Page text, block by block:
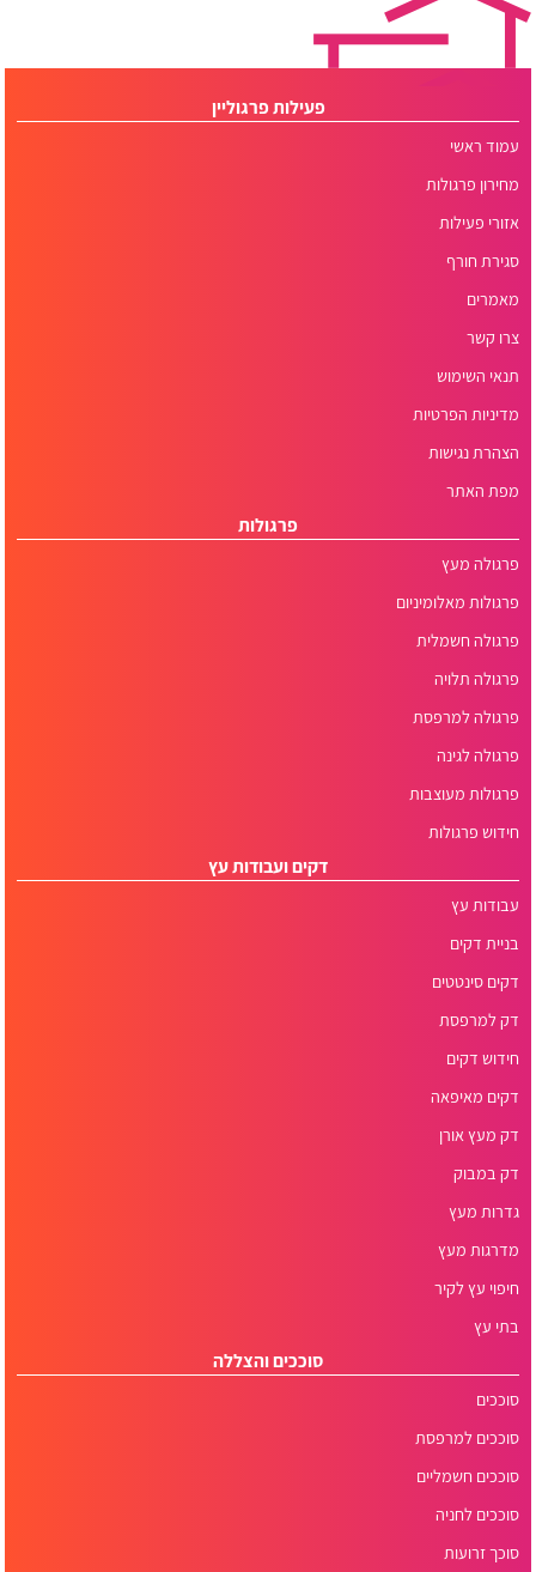
פעילות פרגוליין
עמוד ראשי
מחירון פרגולות
אזורי פעילות
סגירת חורף
מאמרים
צרו קשר
תנאי השימוש
מדיניות הפרטיות
הצהרת נגישות
מפת האתר
פרגולות
פרגולה מעץ
פרגולות מאלומיניום
פרגולה חשמלית
פרגולה תלויה
פרגולה למרפסת
פרגולה לגינה
פרגולות מעוצבות
חידוש פרגולות
דקים ועבודות עץ
עבודות עץ
בניית דקים
דקים סינטטים
דק למרפסת
חידוש דקים
דקים מאיפאה
דק מעץ אורן
דק במבוק
גדרות מעץ
מדרגות מעץ
חיפוי עץ לקיר
בתי עץ
סוככים והצללה
סוככים
סוככים למרפסת
סוככים חשמליים
סוככים לחניה
סוכך זרועות